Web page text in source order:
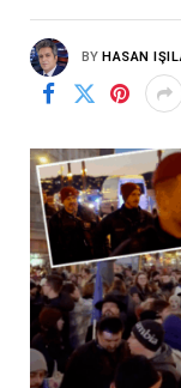
BY HASAN